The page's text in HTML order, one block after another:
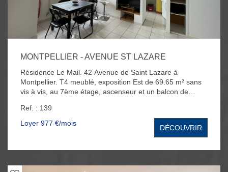
MONTPELLIER - AVENUE ST LAZARE
Résidence Le Mail. 42 Avenue de Saint Lazare à
Montpellier. T4 meublé, exposition Est de 69.65 m² sans
vis à vis, au 7ème étage, ascenseur et un balcon de
équipée, de 3 chambres, d'une salle de bain avec
baignoire - douche et WC. Parking collectif. Ligne de
tramway 2 à proximité - arrêt de Tram Le mail des Abbès.
Loyer de 976,81€ charges comprises (dont 80€ de
charges). Les honoraires sont de 700€ (dont 200€ pour
Ref. : 139
Loyer 977 €/mois
DÉCOUVRIR